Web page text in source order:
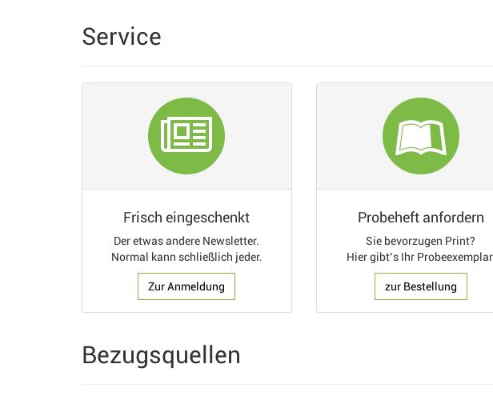
Service
Frisch eingeschenkt
Der etwas andere Newsletter.
Normal kann schließlich jeder.
Zur Anmeldung
Probeheft anfordern
Sie bevorzugen Print?
Hier gibt’s Ihr
zur Bestellung
Bezugsquellen